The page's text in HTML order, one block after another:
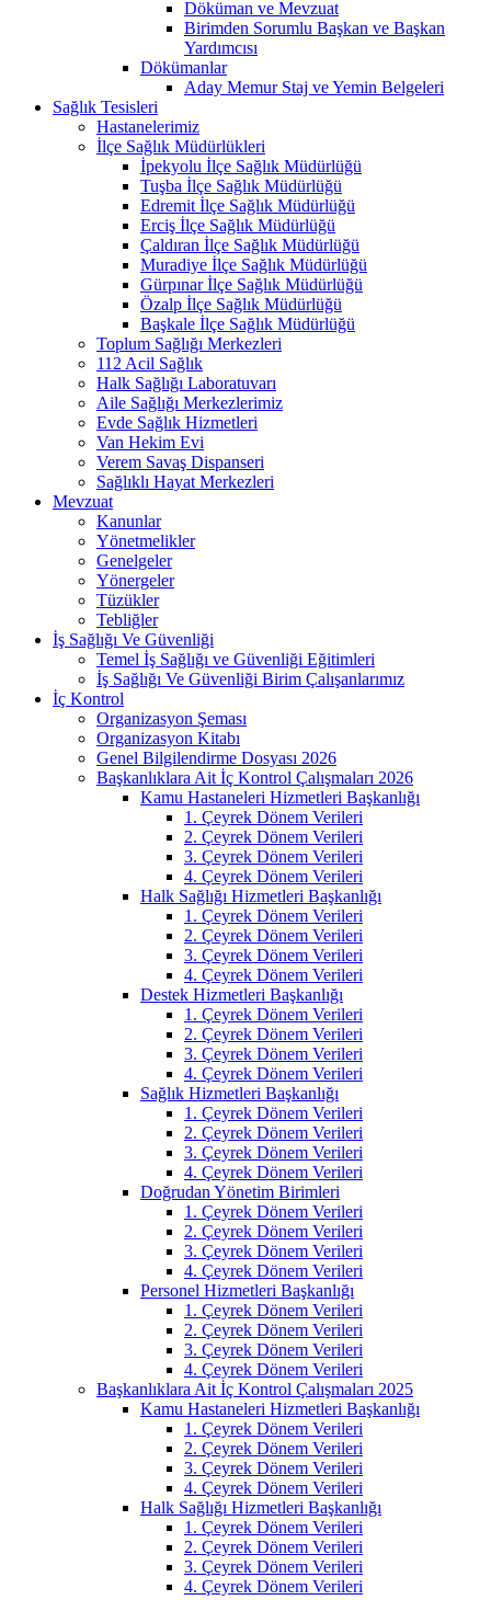
Döküman ve Mevzuat
Birimden Sorumlu Başkan ve Başkan
Yardımcısı
Dökümanlar
Aday Memur Staj ve Yemin Belgeleri
Sağlık Tesisleri
Hastanelerimiz
İlçe Sağlık Müdürlükleri
İpekyolu İlçe Sağlık Müdürlüğü
Tuşba İlçe Sağlık Müdürlüğü
Edremit İlçe Sağlık Müdürlüğü
Erciş İlçe Sağlık Müdürlüğü
Çaldıran İlçe Sağlık Müdürlüğü
Muradiye İlçe Sağlık Müdürlüğü
Gürpınar İlçe Sağlık Müdürlüğü
Özalp İlçe Sağlık Müdürlüğü
Başkale İlçe Sağlık Müdürlüğü
Toplum Sağlığı Merkezleri
112 Acil Sağlık
Halk Sağlığı Laboratuvarı
Aile Sağlığı Merkezlerimiz
Evde Sağlık Hizmetleri
Van Hekim Evi
Verem Savaş Dispanseri
Sağlıklı Hayat Merkezleri
Mevzuat
Kanunlar
Yönetmelikler
Genelgeler
Yönergeler
Tüzükler
Tebliğler
İş Sağlığı Ve Güvenliği
Temel İş Sağlığı ve Güvenliği Eğitimleri
İş Sağlığı Ve Güvenliği Birim Çalışanlarımız
İç Kontrol
Organizasyon Şeması
Organizasyon Kitabı
Genel Bilgilendirme Dosyası 2026
Başkanlıklara Ait İç Kontrol Çalışmaları 2026
Kamu Hastaneleri Hizmetleri Başkanlığı
1. Çeyrek Dönem Verileri
2. Çeyrek Dönem Verileri
3. Çeyrek Dönem Verileri
4. Çeyrek Dönem Verileri
Halk Sağlığı Hizmetleri Başkanlığı
1. Çeyrek Dönem Verileri
2. Çeyrek Dönem Verileri
3. Çeyrek Dönem Verileri
4. Çeyrek Dönem Verileri
Destek Hizmetleri Başkanlığı
1. Çeyrek Dönem Verileri
2. Çeyrek Dönem Verileri
3. Çeyrek Dönem Verileri
4. Çeyrek Dönem Verileri
Sağlık Hizmetleri Başkanlığı
1. Çeyrek Dönem Verileri
2. Çeyrek Dönem Verileri
3. Çeyrek Dönem Verileri
4. Çeyrek Dönem Verileri
Doğrudan Yönetim Birimleri
1. Çeyrek Dönem Verileri
2. Çeyrek Dönem Verileri
3. Çeyrek Dönem Verileri
4. Çeyrek Dönem Verileri
Personel Hizmetleri Başkanlığı
1. Çeyrek Dönem Verileri
2. Çeyrek Dönem Verileri
3. Çeyrek Dönem Verileri
4. Çeyrek Dönem Verileri
Başkanlıklara Ait İç Kontrol Çalışmaları 2025
Kamu Hastaneleri Hizmetleri Başkanlığı
1. Çeyrek Dönem Verileri
2. Çeyrek Dönem Verileri
3. Çeyrek Dönem Verileri
4. Çeyrek Dönem Verileri
Halk Sağlığı Hizmetleri Başkanlığı
1. Çeyrek Dönem Verileri
2. Çeyrek Dönem Verileri
3. Çeyrek Dönem Verileri
4. Çeyrek Dönem Verileri